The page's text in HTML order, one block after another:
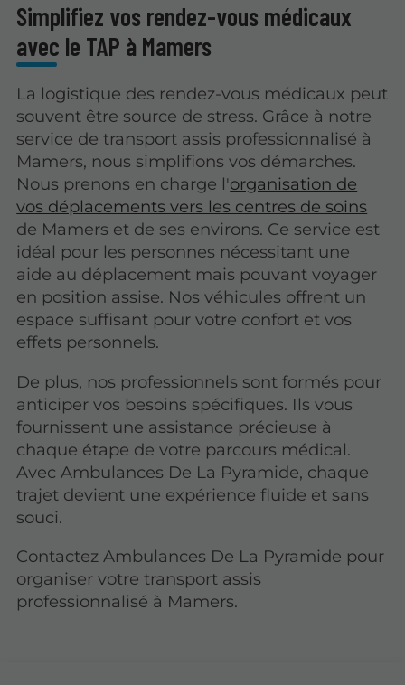
Simplifiez vos rendez-vous médicaux
avec le TAP à Mamers
La logistique des rendez-vous médicaux peut
souvent être source de stress. Grâce à notre
service de transport assis professionnalisé à
Mamers, nous simplifions vos démarches.
Nous prenons en charge l'organisation de
vos déplacements vers les centres de soins
de Mamers et de ses environs. Ce service est
idéal pour les personnes nécessitant une
aide au déplacement mais pouvant voyager
en position assise. Nos véhicules offrent un
espace suffisant pour votre confort et vos
effets personnels.
De plus, nos professionnels sont formés pour
anticiper vos besoins spécifiques. Ils vous
fournissent une assistance précieuse à
chaque étape de votre parcours médical.
Avec Ambulances De La Pyramide, chaque
trajet devient une expérience fluide et sans
souci.
Contactez Ambulances De La Pyramide pour
organiser votre transport assis
professionnalisé à Mamers.